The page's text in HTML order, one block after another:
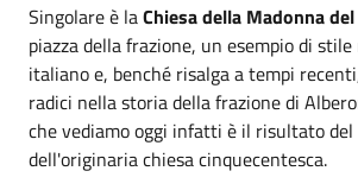
Singolare è laChiesa della Madonna
piazza della frazione, un esempio di
italiano e, benché risalga a tempi
radici nella storia della frazione di
che vediamo oggi infatti è il risultato
dell'originaria chiesa cinquecentesca.